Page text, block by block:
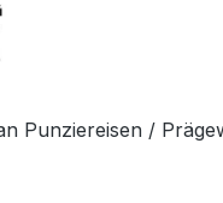
überspringen